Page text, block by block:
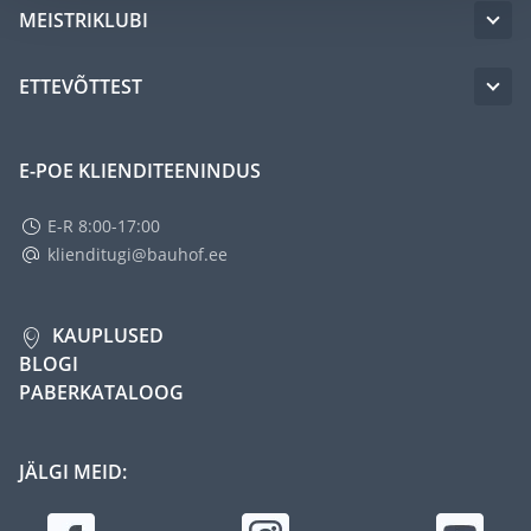
MEISTRIKLUBI
ETTEVÕTTEST
E-POE KLIENDITEENINDUS
E-R 8:00-17:00
klienditugi@bauhof.ee
KAUPLUSED
BLOGI
PABERKATALOOG
JÄLGI MEID: